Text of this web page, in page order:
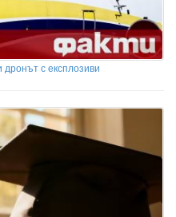
с експлозиви